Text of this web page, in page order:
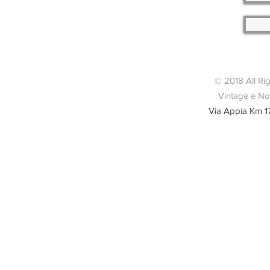
© 2018 All
Vintage e
Via Appia Km